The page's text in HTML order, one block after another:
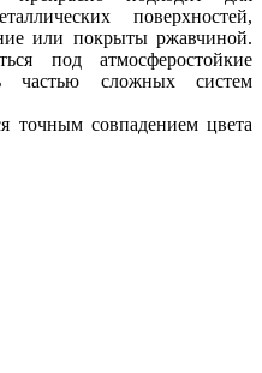
поверхностей,
или покрыты ржавчиной.
под атмосферостойкие
частью сложных систем
точным совпадением цвета